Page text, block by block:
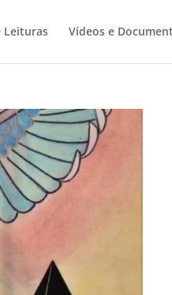
Leituras Vídeos e